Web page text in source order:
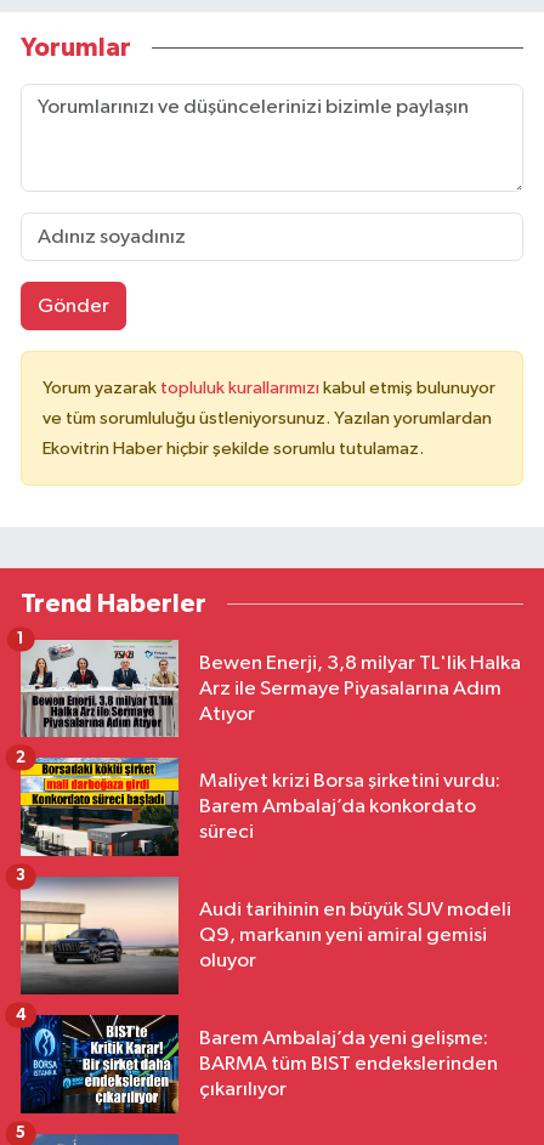
Yorumlar
Gönder
Yorum yazarak topluluk kurallarımızı kabul etmiş bulunuyor
ve tüm sorumluluğu üstleniyorsunuz. Yazılan yorumlardan
Ekovitrin Haber hiçbir şekilde sorumlu tutulamaz.
Trend Haberler
Bewen Enerji, 3,8 milyar TL'lik Halka
Arz ile Sermaye Piyasalarına Adım
Atıyor
1
Maliyet krizi Borsa şirketini vurdu:
Barem Ambalaj’da konkordato
süreci
2
Audi tarihinin en büyük SUV modeli
Q9, markanın yeni amiral gemisi
oluyor
3
Barem Ambalaj’da yeni gelişme:
BARMA tüm BIST endekslerinden
çıkarılıyor
4
5